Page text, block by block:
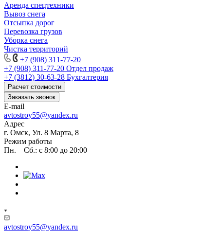
Аренда спецтехники
Вывоз снега
Отсыпка дорог
Перевозка грузов
Уборка снега
Чистка территорий
+7 (908) 311-77-20
+7 (908) 311-77-20 Отдел продаж
+7 (3812) 30-63-28 Бухгалтерия
Расчет стоимости
Заказать звонок
E-mail
avtostroy55@yandex.ru
Адрес
г. Омск, Ул. 8 Марта, 8
Режим работы
Пн. – Сб.: с 8:00 до 20:00
avtostroy55@yandex.ru